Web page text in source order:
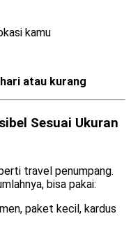
kamu
atau kurang
Sesuai Ukuran
travel penumpang.
bisa pakai:
paket kecil, kardus